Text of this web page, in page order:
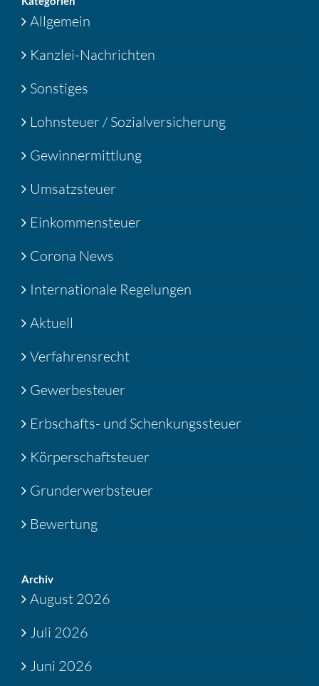
Allgemein
Kanzlei-Nachrichten
Sonstiges
Lohnsteuer / Sozialversicherung
Gewinnermittlung
Umsatzsteuer
Einkommensteuer
Corona News
Internationale Regelungen
Aktuell
Verfahrensrecht
Gewerbesteuer
Erbschafts- und Schenkungssteuer
Körperschaftsteuer
Grunderwerbsteuer
Bewertung
Archiv
August 2026
Juli 2026
Juni 2026